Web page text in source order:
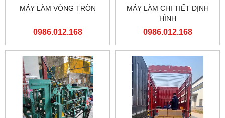
MÁY LÀM VÒNG TRÒN
0986.012.168
MÁY LÀM CHI TIẾT ĐỊNH
HÌNH
0986.012.168